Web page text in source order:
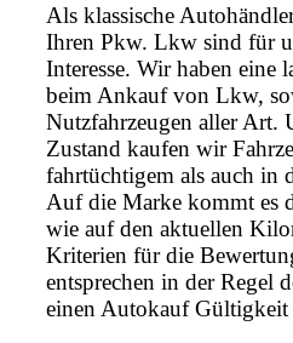
Als klassische
Ihren Pkw. Lkw sind für
Interesse. Wir haben eine
beim Ankauf von Lkw,
Nutzfahrzeugen aller Art.
Zustand kaufen wir
fahrtüchtigem als auch in
Auf die Marke kommt es
wie auf den aktuellen
Kriterien für die
entsprechen in der Regel
einen Autokauf Gültigkeit